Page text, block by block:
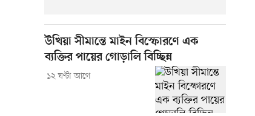
উখিয়া সীমান্তে মাইন বিস্ফোরণে এক
ব্যক্তির পায়ের গোড়ালি বিচ্ছিন্ন
১২ ঘণ্টা আগে